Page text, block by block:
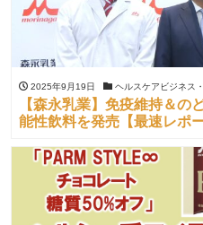
2025年9月19日 ヘルスケアビジネス
【森永乳業】免疫維持＆の
能性飲料を発売【最速レポー